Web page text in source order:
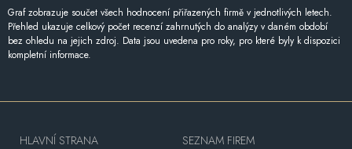
Graf zobrazuje součet všech hodnocení přiřazených firmě v jednotlivých letech.
Přehled ukazuje celkový počet recenzí zahrnutých do analýzy v daném období
bez ohledu na jejich zdroj. Data jsou uvedena pro roky, pro které byly k dispozici
kompletní informace.
HLAVNÍ STRANA
SEZNAM FIREM